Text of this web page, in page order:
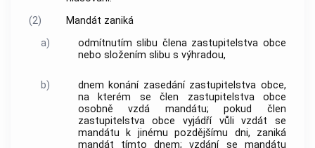
(2)
Mandát zaniká
a)
odmítnutím slibu člena zastupitelstva obce
nebo složením slibu s výhradou,
b) dnem konání zasedání zastupitelstva obce,
na kterém se člen zastupitelstva obce
osobně vzdá mandátu; pokud člen
zastupitelstvaobce vyjádří vůli vzdát se
mandátu k jinému pozdějšímu dni, zaniká
mandát tímto dnem; vzdání se mandátu